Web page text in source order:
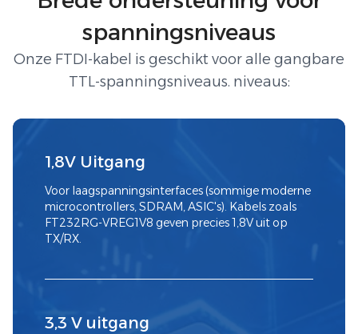
spanningsniveaus
Onze FTDI-kabel is geschikt voor alle gangbare
TTL-spanningsniveaus. niveaus:
1,8V Uitgang
Voor laagspanningsinterfaces (sommige moderne
microcontrollers, SDRAM, ASIC's). Kabels zoals
FT232RG-VREG1V8 geven precies 1,8V uit op
TX/RX.
3,3 V uitgang